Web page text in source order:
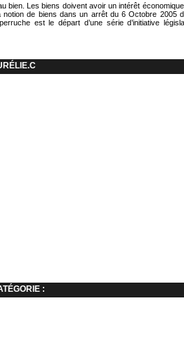
bien. Les biens doivent avoir un intérêt
de biens dans un arrêt du 6 Octobre 2005
est le départ d’une série d’initiative
: